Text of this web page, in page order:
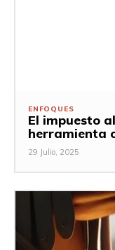
ENFOQUES
El impuesto
herramienta
29 Julio, 2025